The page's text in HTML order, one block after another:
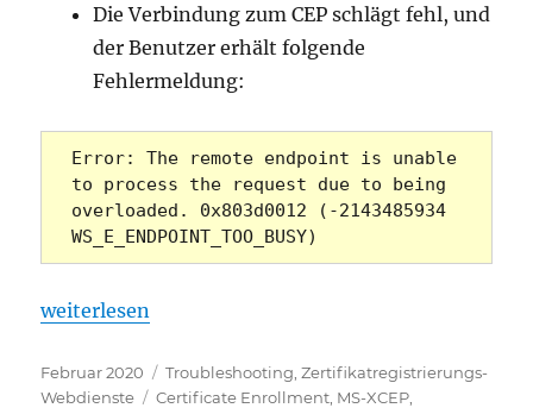
Die Verbindung zum CEP schlägt fehl, und
der Benutzer erhält folgende
Fehlermeldung:
Error: The remote endpoint is unable
to process the request due to being
overloaded. 0x803d0012 (-2143485934
WS_E_ENDPOINT_TOO_BUSY)
„Die Beantragung eines Zertifikats über die
weiterlesen
Veröffentlicht
am
Februar 2020 Kategorien
Troubleshooting ,Zertifikatregistrierungs-
Webdienste
Schlagwörter
Certificate Enrollment MS-XCEP